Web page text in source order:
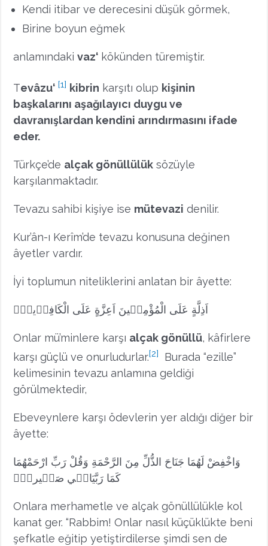
Kendi itibar ve derecesini düşük görmek,
Birine boyun eğmek
anlamındakivaz‘ kökünden türemiştir.
Tevâzu‘ [1] kibrin karşıtı olup kişinin
başkalarını aşağılayıcı duygu ve
davranışlardan kendini arındırmasını ifade
eder.
Türkçe’de alçak gönüllülük sözüyle
karşılanmaktadır.
Tevazu sahibi kişiye ise mütevazi denilir.
Kur’ân-ı Kerîm’de tevazu konusuna değinen
âyetler vardır.
İyi toplumun niteliklerini anlatan bir âyette:
اَذِلَّةٍ عَلَى الْمُؤْمِن۪ينَ اَعِزَّةٍ عَلَى الْكَافِر۪ينَۘ
Onlar mü’minlere karşı alçak gönüllü, kâfirlere
karşı güçlü ve onurludurlar.[2]
Burada “ezille”
kelimesinin tevazu anlamına geldiği
görülmektedir,
Ebeveynlere karşı ödevlerin yer aldığı diğer bir
âyette:
وَاخْفِضْ لَهُمَا جَنَاحَ الذُّلِّ مِنَ الرَّحْمَةِ وَقُلْ رَبِّ ارْحَمْهُمَا
كَمَا رَبَّيَان۪ي صَغ۪يراًۜ
Onlara merhametle ve alçak gönüllülükle kol
kanat ger. “Rabbim! Onlar nasıl küçüklükte beni
şefkatle eğitip yetiştirdilerse şimdi sen de